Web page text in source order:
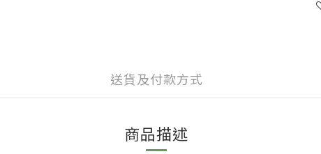
送貨及付款方式
商品描述